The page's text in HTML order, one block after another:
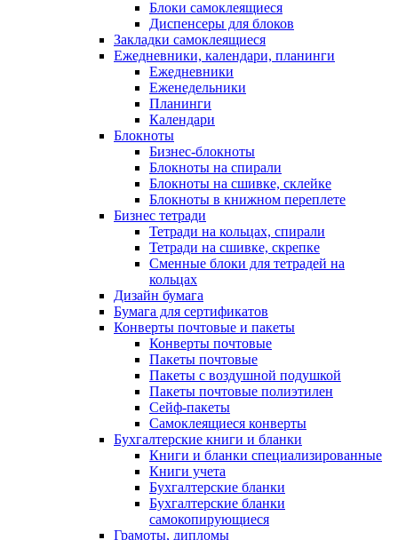
Блоки самоклеящиеся
Диспенсеры для блоков
Закладки самоклеящиеся
Ежедневники, календари, планинги
Ежедневники
Еженедельники
Планинги
Календари
Блокноты
Бизнес-блокноты
Блокноты на спирали
Блокноты на сшивке, склейке
Блокноты в книжном переплете
Бизнес тетради
Тетради на кольцах, спирали
Тетради на сшивке, скрепке
Сменные блоки для тетрадей на
кольцах
Дизайн бумага
Бумага для сертификатов
Конверты почтовые и пакеты
Конверты почтовые
Пакеты почтовые
Пакеты с воздушной подушкой
Пакеты почтовые полиэтилен
Сейф-пакеты
Самоклеящиеся конверты
Бухгалтерские книги и бланки
Книги и бланки специализированные
Книги учета
Бухгалтерские бланки
Бухгалтерские бланки
самокопирующиеся
Грамоты, дипломы